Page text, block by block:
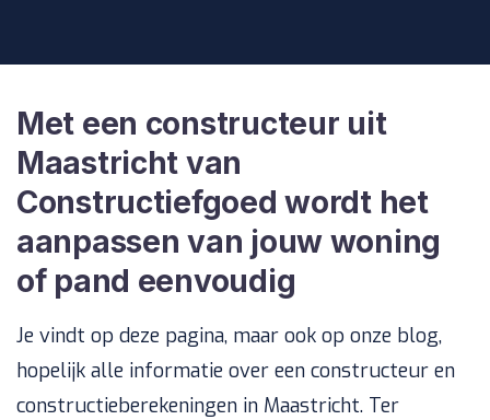
Met een constructeur uit
Maastricht van
Constructiefgoed wordt het
aanpassen van jouw woning
of pand eenvoudig
Je vindt op deze pagina, maar ook op onze blog,
hopelijk alle informatie over een constructeur en
constructieberekeningen in Maastricht. Ter